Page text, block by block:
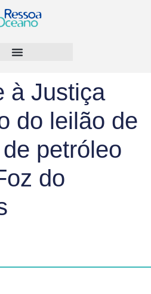
à Justiça
do leilão de
petróleo
do